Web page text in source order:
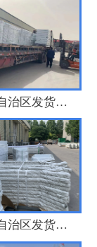
宁夏回族自治区发货现场
宁夏回族自治区发货现场